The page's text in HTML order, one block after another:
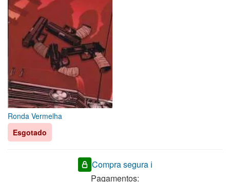
Ronda Vermelha
Esgotado
Compra segura ℹ️
Pagamentos: